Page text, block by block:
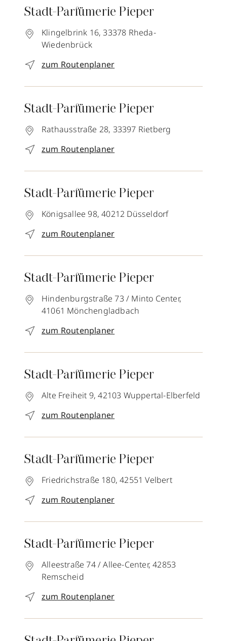
Stadt-Parfümerie Pieper
Klingelbrink 16, 33378 Rheda-
Wiedenbrück
zum Routenplaner
Stadt-Parfümerie Pieper
Rathausstraße 28, 33397 Rietberg
zum Routenplaner
Stadt-Parfümerie Pieper
Königsallee 98, 40212 Düsseldorf
zum Routenplaner
Stadt-Parfümerie Pieper
Hindenburgstraße 73 / Minto Center,
41061 Mönchengladbach
zum Routenplaner
Stadt-Parfümerie Pieper
Alte Freiheit 9, 42103 Wuppertal-Elberfeld
zum Routenplaner
Stadt-Parfümerie Pieper
Friedrichstraße 180, 42551 Velbert
zum Routenplaner
Stadt-Parfümerie Pieper
Alleestraße 74 / Allee-Center, 42853
Remscheid
zum Routenplaner